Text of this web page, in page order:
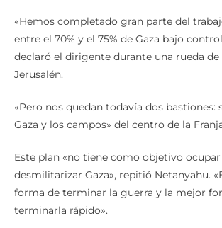
«Hemos completado gran parte del
entre el 70% y el 75% de Gaza bajo
declaró el dirigente durante una rueda de
Jerusalén.
«Pero nos quedan todavía dos bastiones:
Gaza y los campos» del centro de la
Este plan «no tiene como objetivo ocupar
desmilitarizar Gaza», repitió Netanyahu.
forma de terminar la guerra y la mejor
terminarla rápido».